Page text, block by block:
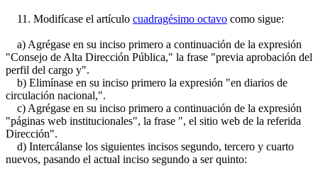
11. Modifícase el artículo cuadragésimo octavo como sigue:
a) Agrégase en su inciso primero a continuación de la expresión
"Consejo de Alta Dirección Pública," la frase "previa aprobación del
perfil del cargo y".
b) Elimínase en su inciso primero la expresión "en diarios de
circulación nacional,".
c) Agrégase en su inciso primero a continuación de la expresión
"páginas web institucionales", la frase ", el sitio web de la referida
Dirección".
d) Intercálanse los siguientes incisos segundo, tercero y cuarto
nuevos, pasando el actual inciso segundo a ser quinto: